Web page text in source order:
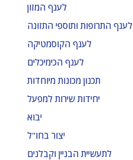
לענף המזון
לענף התרופות ותוספי התזונה
לענף הקוסמטיקה
לענף הכימיכלים
תכנון מכונות מיוחדות
יחידות שירות למפעל
יבוא
יצור בחו"ל
לתעשיית הבניין וקבלנים